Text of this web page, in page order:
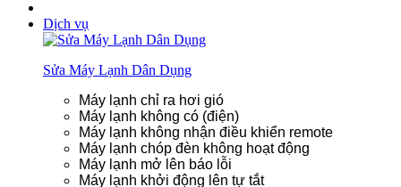
Dịch vụ
Sửa Máy Lạnh Dân Dụng
Máy lạnh chỉ ra hơi gió
Máy lạnh không có (điện)
Máy lạnh không nhận điều khiển remote
Máy lạnh chóp đèn không hoạt động
Máy lạnh mở lên báo lỗi
Máy lạnh khởi động lên tự tắt